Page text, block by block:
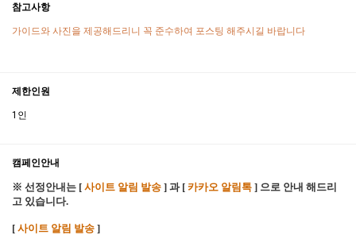
참고사항
가이드와 사진을 제공해드리니 꼭 준수하여 포스팅 해주시길 바랍니다
제한인원
1인
캠페인안내
※ 선정안내는 [ 사이트 알림 발송 ] 과 [ 카카오 알림톡 ] 으로 안내 해드리
고 있습니다.
[ 사이트 알림 발송 ]